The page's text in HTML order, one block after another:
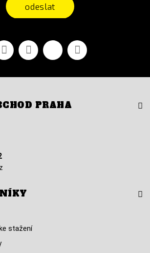
odeslat
YouTubeVimeo Instagram
PRAHA
stažení